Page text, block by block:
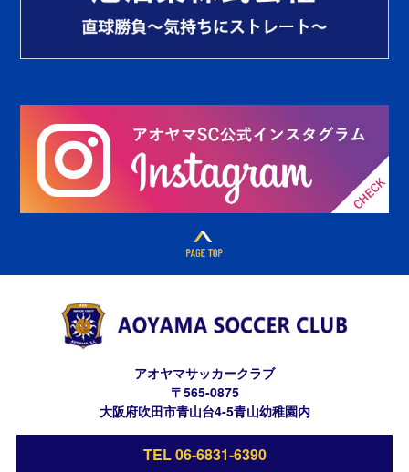
アオヤマサッカークラブ
〒565-0875
大阪府吹田市青山台4-5青山幼稚園内
TEL 06-6831-6390